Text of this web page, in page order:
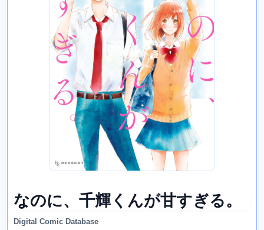
なのに、千輝くんが甘すぎる。
Digital Comic Database